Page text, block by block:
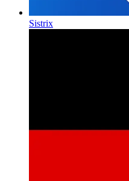
Sistrix